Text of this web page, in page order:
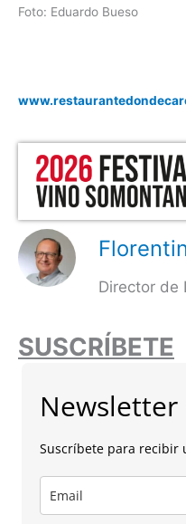
Foto: Eduardo Bueso
Director de
SUSCRÍBETE
Newsletter
Suscríbete para recibir